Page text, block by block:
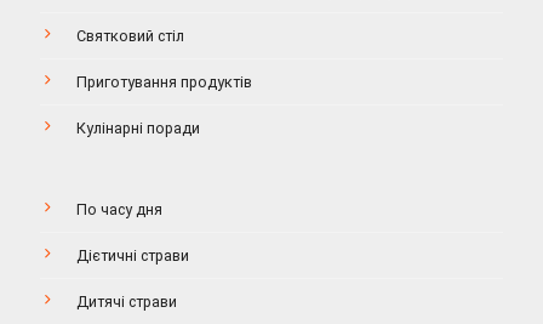
Святковий стіл
Приготування продуктів
Кулінарні поради
По часу дня
Дієтичні страви
Дитячі страви